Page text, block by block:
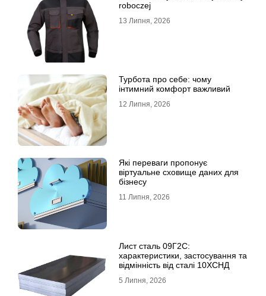
roboczej
13 Липня, 2026
Турбота про себе: чому
інтимний комфорт важливий
12 Липня, 2026
Які переваги пропонує
віртуальне сховище даних для
бізнесу
11 Липня, 2026
Лист сталь 09Г2С:
характеристики, застосування та
відмінність від сталі 10ХСНД
5 Липня, 2026